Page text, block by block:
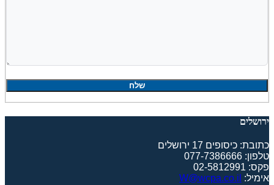
ירושלים
כתובת: כיסופים 17 ירושלים
טלפון: 077-7386666
פקס: 02-5812991
אימיל: W@wcpa.co.il